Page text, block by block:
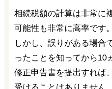
相続税額の計算は非常に
可能性も非常に高率です。
しかし、誤りがある場合
ったことを知ってから10
修正申告書を提出すれば